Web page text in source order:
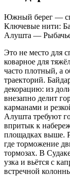
Южный берег —
Ключевые нити:
Алушта —
Это не место для
коварное для
часто плотный, а
траекторий.
декорацию: из
внезапно делит
карманами и
Алушта требуют
впритык к
площадках выше.
где торможение
тормозах. В
узка и вьётся с
встречной